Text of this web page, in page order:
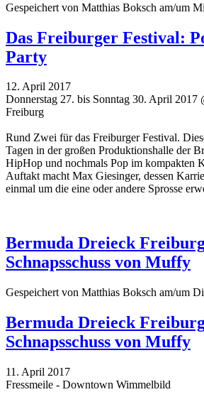
Gespeichert von Matthias Boksch am/um
Das Freiburger Festival:
Party
12. April 2017
Donnerstag 27. bis Sonntag 30. April 2017
Freiburg
Rund Zwei für das Freiburger Festival.
Tagen in der großen Produktionshalle der
HipHop und nochmals Pop im kompakten
Auftakt macht Max Giesinger, dessen
einmal um die eine oder andere Sprosse
Bermuda Dreieck
Schnapsschuss von Muffy
Gespeichert von Matthias Boksch am/um
Bermuda Dreieck
Schnapsschuss von Muffy
11. April 2017
Fressmeile - Downtown Wimmelbild